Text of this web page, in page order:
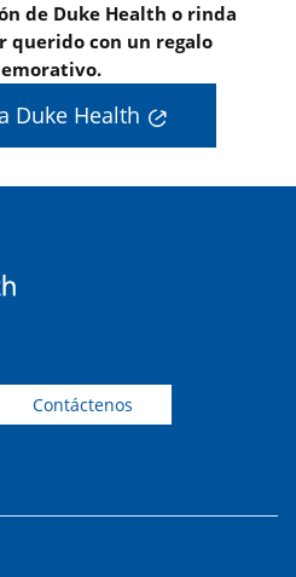
de Duke Health o rinda
querido con un regalo
Duke Health
Contáctenos